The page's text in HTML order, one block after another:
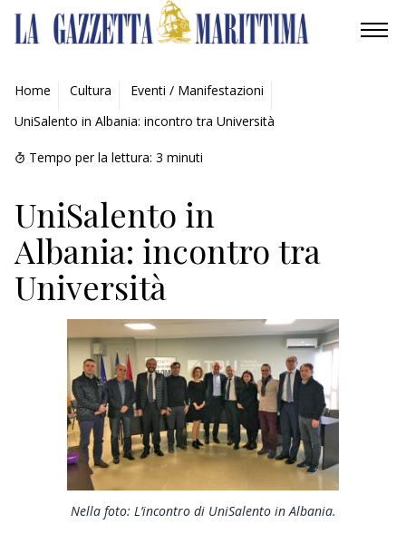
AMBIENTE
MOBILITÀ
INDUSTRIA
RICERCA
ECONOMIA
TURISMO
CULTURA
NAUTICA
EDITORIALI
Home Cultura
Eventi / Manifestazioni
UniSalento in Albania: incontro tra Università
Tempo per la lettura: 3 minuti
UniSalento in
Albania: incontro tra
Università
Nella foto: L’incontro di UniSalento in Albania.